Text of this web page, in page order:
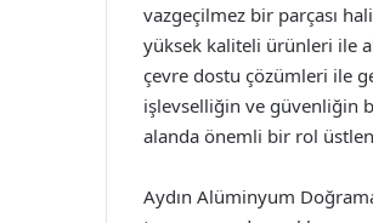
vazgeçilmez bir parçası
yüksek kaliteli ürünleri ile
çevre dostu çözümleri ile
işlevselliğin ve güvenliğin
alanda önemli bir rol
Aydın Alüminyum